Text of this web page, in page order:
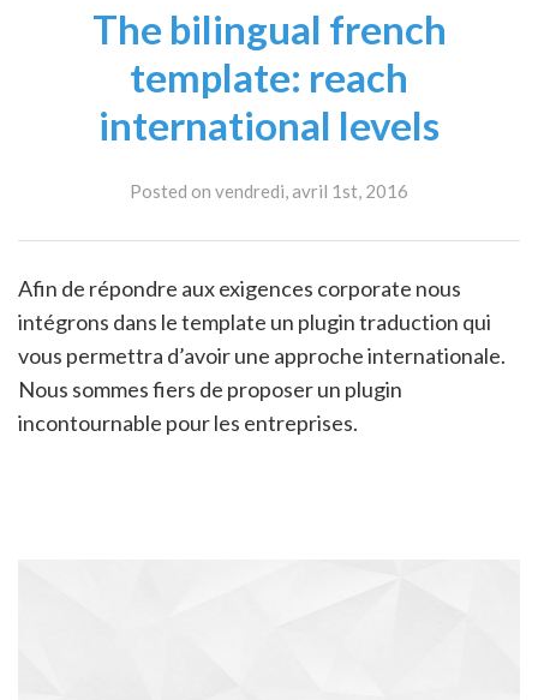
The bilingual french
template: reach
international levels
Posted on vendredi, avril 1st, 2016
Afin de répondre aux exigences corporate nous
intégrons dans le template un plugin traduction qui
vous permettra d’avoir une approche internationale.
Nous sommes fiers de proposer un plugin
incontournable pour les entreprises.